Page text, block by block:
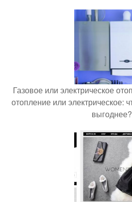
Газовое или электрическое
отопление или электрическое:
выгоднее?